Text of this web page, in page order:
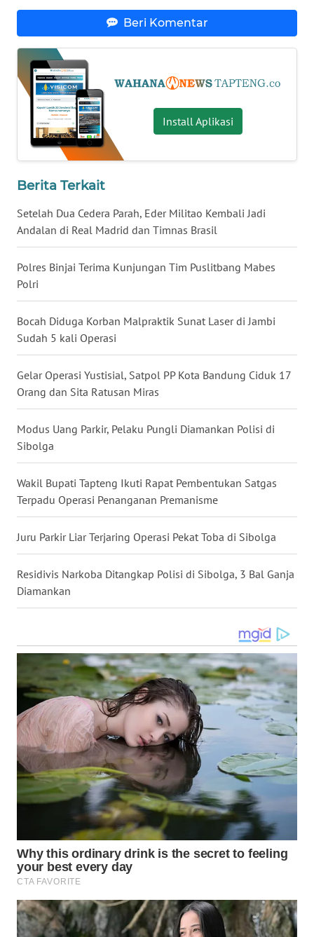
Beri Komentar
Install Aplikasi
Berita Terkait
Setelah Dua Cedera Parah, Eder Militao Kembali Jadi
Andalan di Real Madrid dan Timnas Brasil
Polres Binjai Terima Kunjungan Tim Puslitbang Mabes
Polri
Bocah Diduga Korban Malpraktik Sunat Laser di Jambi
Sudah 5 kali Operasi
Gelar Operasi Yustisial, Satpol PP Kota Bandung Ciduk 17
Orang dan Sita Ratusan Miras
Modus Uang Parkir, Pelaku Pungli Diamankan Polisi di
Sibolga
Wakil Bupati Tapteng Ikuti Rapat Pembentukan Satgas
Terpadu Operasi Penanganan Premanisme
Juru Parkir Liar Terjaring Operasi Pekat Toba di Sibolga
Residivis Narkoba Ditangkap Polisi di Sibolga, 3 Bal Ganja
Diamankan
WN
NUSANTARA
WN
JOGJA
WN
JATIM
WN
WN
KALTARA
WN
KALSEL
WN
KALTIM
WN
SULSEL
WN
WN
MALUKU
WN
MALUT
WN
DAIRI
TOBA
WN
WN